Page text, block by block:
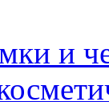
и